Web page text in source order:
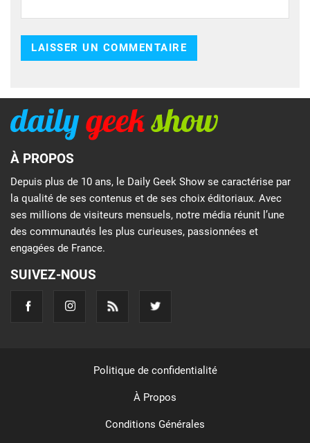
À PROPOS
Depuis plus de 10 ans, le Daily Geek Show se caractérise par
la qualité de ses contenus et de ses choix éditoriaux. Avec
ses millions de visiteurs mensuels, notre média réunit l’une
des communautés les plus curieuses, passionnées et
engagées de France.
SUIVEZ-NOUS
Politique de confidentialité
À Propos
Conditions Générales